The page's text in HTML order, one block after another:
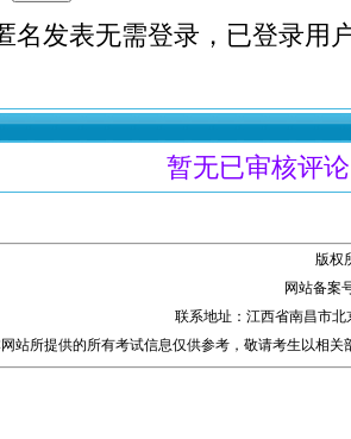
名发表无需登录，已登录用
暂无已审核评
版权
网站备案
联系地址：江西省南昌市北
站所提供的所有考试信息仅供参考，敬请考生以相